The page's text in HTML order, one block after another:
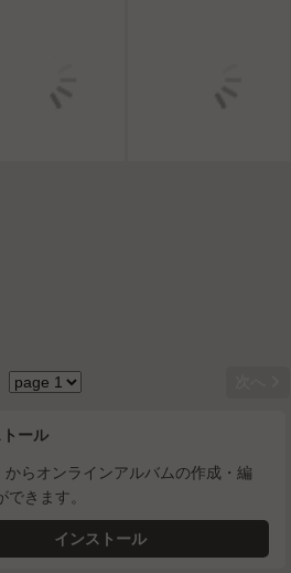
ール
らオンラインアルバムの作成・編
できます。
インストール